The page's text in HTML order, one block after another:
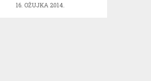
16. OŽUJKA 2014.